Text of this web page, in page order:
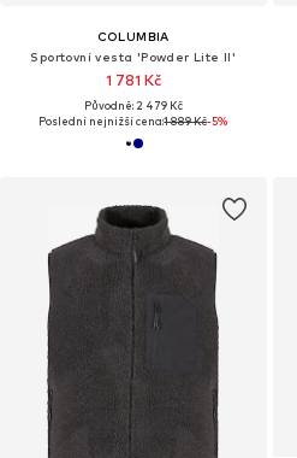
COLUMBIA
Sportovní vesta 'Powder Lite II'
1 781 Kč
Původně: 2 479 Kč
Poslední nejnižší cena:1 889 Kč-5%